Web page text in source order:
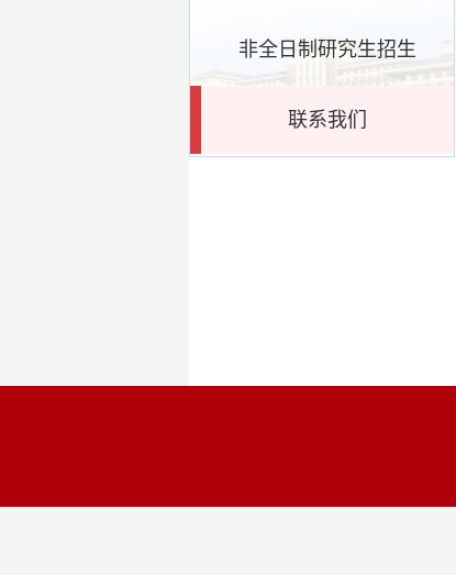
非全日制研究生招生
联系我们